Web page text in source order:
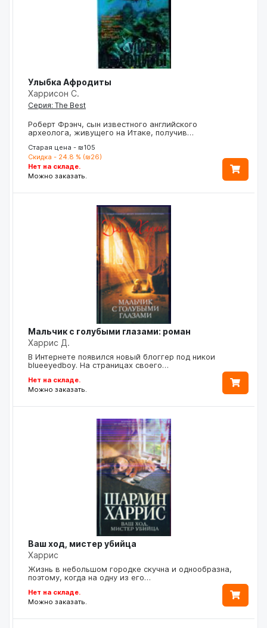
Улыбка Афродиты
Харрисон С.
Серия: The Best
Роберт Фрэнч, сын известного английского
археолога, живущего на Итаке, получив…
Старая цена - ₪105
Скидка - 24.8 % (₪26)
Нет на складе.
Можно заказать.
Мальчик с голубыми глазами: роман
Харрис Д.
В Интернете появился новый блоггер под никои
blueeyedboy. На страницах своего…
Нет на складе.
Можно заказать.
Ваш ход, мистер убийца
Харрис
Жизнь в небольшом городке скучна и однообразна,
поэтому, когда на одну из его…
Нет на складе.
Можно заказать.